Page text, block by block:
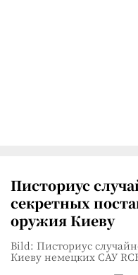
Писториус
секретных
оружия Киеву
Bild: Писториус
Киеву немецких САУ